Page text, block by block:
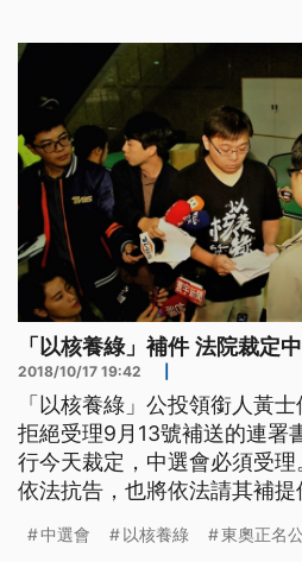
大門口貼上中國台北奧林匹
強調公投根本不會影響選手將
「以核養綠」補件 法院裁定
2018/10/17 19:42
「以核養綠」公投領銜人黃
拒絕受理9月13號補送的連署
行今天裁定，中選會必須受
依法抗告，也將依法請其補提
用公投謀求正名，不過是自欺
中選會 以核養綠 東奧正名